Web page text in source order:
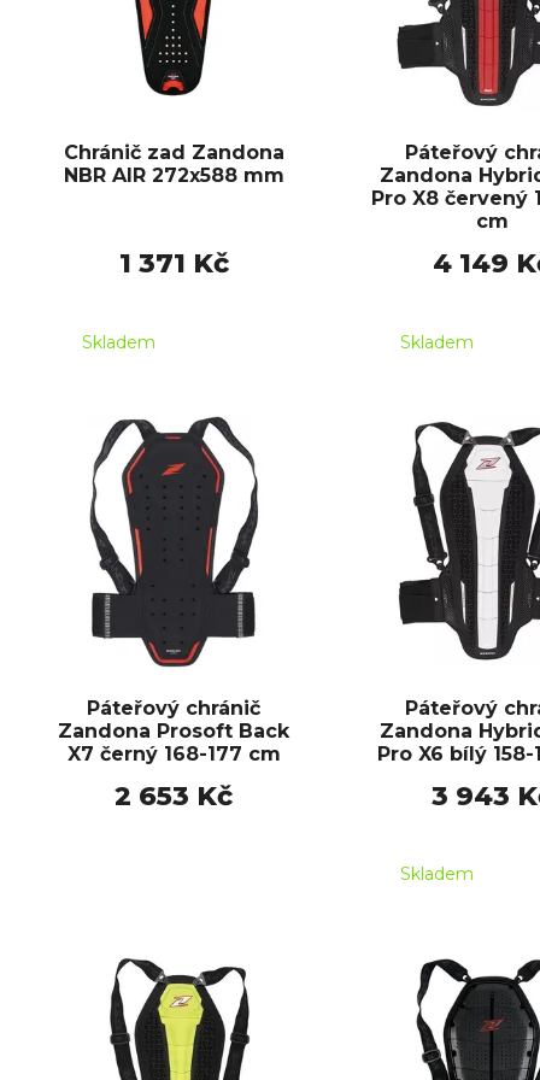
Chránič zad Zandona
NBR AIR 272x588 mm
1 371 Kč
Skladem
Páteřový
Zandona
Pro X8 červený
cm
4 149
Skladem
Páteřový chránič
Zandona Prosoft Back
X7 černý 168-177 cm
2 653 Kč
Páteřový
Zandona
Pro X6 bílý
3 943
Skladem